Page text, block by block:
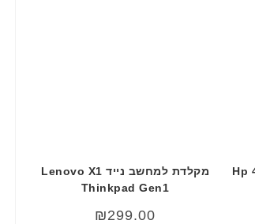
מקלדת למחשב נייד Lenovo X1
Thinkpad Gen1
₪299.00